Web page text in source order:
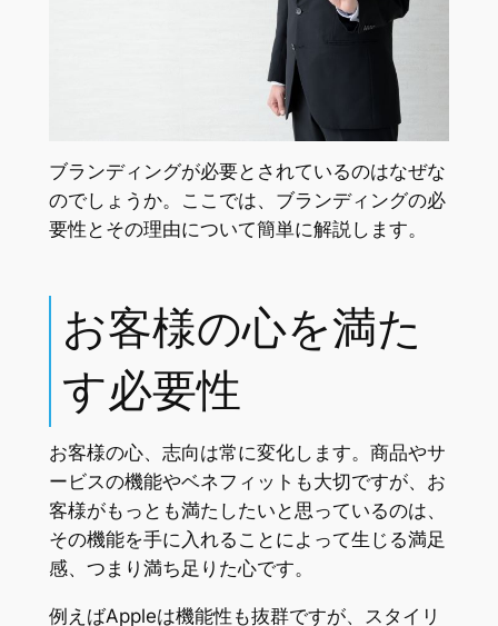
ブランディングが必要とされているのはなぜな
のでしょうか。ここでは、ブランディングの必
要性とその理由について簡単に解説します。
お客様の心を満た
す必要性
お客様の心、志向は常に変化します。商品やサ
ービスの機能やベネフィットも大切ですが、お
客様がもっとも満たしたいと思っているのは、
その機能を手に入れることによって生じる満足
感、つまり満ち足りた心です。
例えばAppleは機能性も抜群ですが、スタイリ